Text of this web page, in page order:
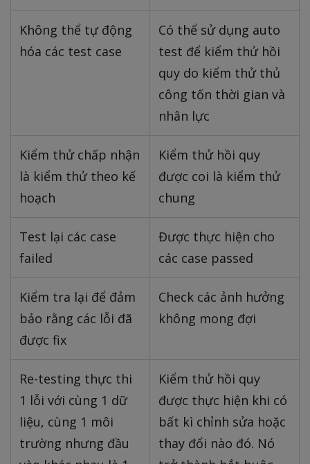
Không thể tự động
hóa các test case
Có thể sử dụng auto
test để kiểm thử hồi
quy do kiểm thử thủ
công tốn thời gian và
nhân lực
Kiểm thử chấp nhận
là kiểm thử theo kế
hoạch
Kiểm thử hồi quy
được coi là kiểm thử
chung
Test lại các case
failed
Được thực hiện cho
các case passed
Kiểm tra lại để đảm
bảo rằng các lỗi đã
được fix
Check các ảnh hưởng
không mong đợi
Re-testing thực thi
1 lỗi với cùng 1 dữ
liệu, cùng 1 môi
trường nhưng đầu
Kiểm thử hồi quy
được thực hiện khi có
bất kì chỉnh sửa hoặc
thay đổi nào đó. Nó